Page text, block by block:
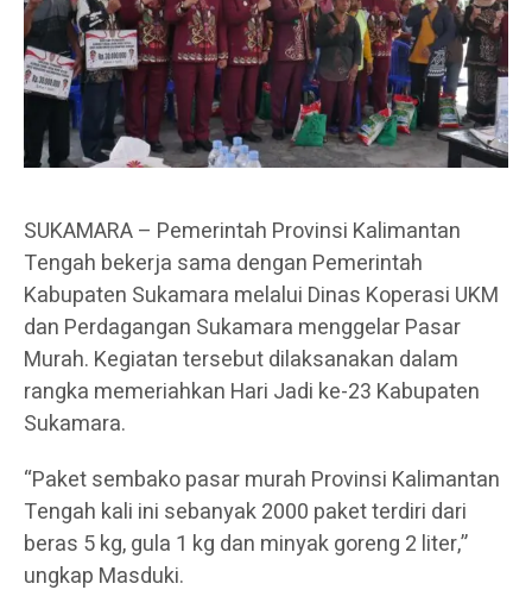
SUKAMARA – Pemerintah Provinsi Kalimantan
Tengah bekerja sama dengan Pemerintah
Kabupaten Sukamara melalui Dinas Koperasi UKM
dan Perdagangan Sukamara menggelar Pasar
Murah. Kegiatan tersebut dilaksanakan dalam
rangka memeriahkan Hari Jadi ke-23 Kabupaten
Sukamara.
“Paket sembako pasar murah Provinsi Kalimantan
Tengah kali ini sebanyak 2000 paket terdiri dari
beras 5 kg, gula 1 kg dan minyak goreng 2 liter,”
ungkap Masduki.